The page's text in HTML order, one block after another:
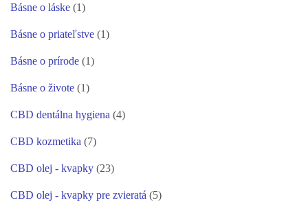
Básne o láske (1)
Básne o priateľstve (1)
Básne o prírode (1)
Básne o živote (1)
CBD dentálna hygiena (4)
CBD kozmetika (7)
CBD olej - kvapky (23)
CBD olej - kvapky pre zvieratá (5)